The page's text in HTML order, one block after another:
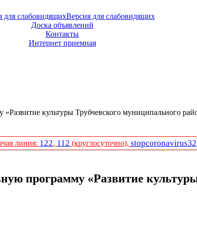
Версия для слабовидящих
Доска объявлений
Контакты
Интернет приемная
культуры Трубчевского муниципального
линия: 122, 112 (круглосуточно),
программу «Развитие